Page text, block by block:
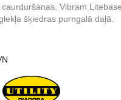
Vibram
šķiedras purngalā daļā.